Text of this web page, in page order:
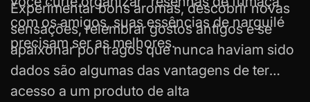
com os amigos, suas essências de narguilé
precisam ser as melhores.
Experimentar bons aromas, descobrir novas
sensações, relembrar gostos antigos e se
apaixonar por tragos que nunca haviam sido
dados são algumas das vantagens de ter
acesso a um produto de alta